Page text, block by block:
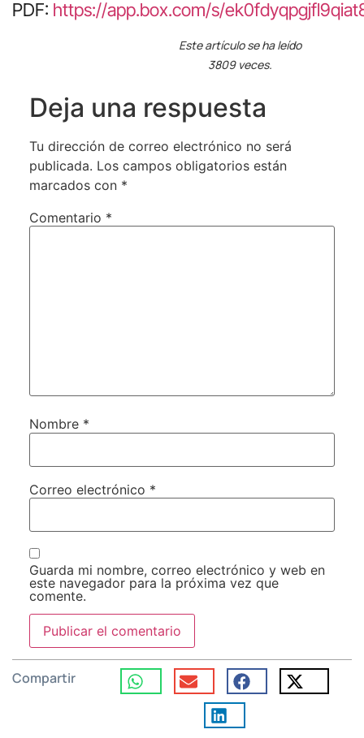
PDF: https://app.box.com/s/
Este artículo se ha leído
3809 veces.
Deja una respuesta
Tu dirección de correo electrónico no será
publicada. Los campos obligatorios están
marcados con *
Comentario *
Nombre *
Correo electrónico *
Guarda mi nombre, correo electrónico y web en
este navegador para la próxima vez que
comente.
Compartir